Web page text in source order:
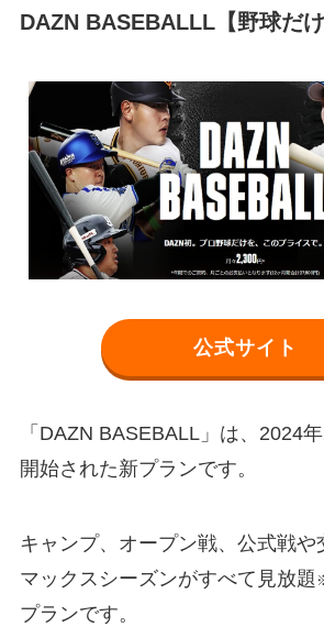
DAZN BASEBALLL【野球だけ
公式サイト
「DAZN BASEBALL」は、2024
開始された新プランです。
キャンプ、オープン戦、公式戦や
マックスシーズンがすべて見放題
プランです。